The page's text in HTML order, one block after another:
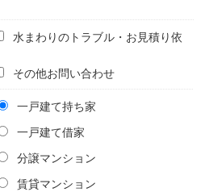
水まわりのトラブル・お見積り依
その他お問い合わせ
一戸建て持ち家
一戸建て借家
分譲マンション
賃貸マンション